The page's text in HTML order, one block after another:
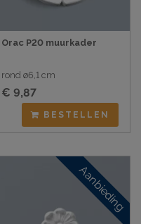
Orac P20 muurkader
rond ø6,1 cm
€ 9,87
BESTELLEN
Aanbieding